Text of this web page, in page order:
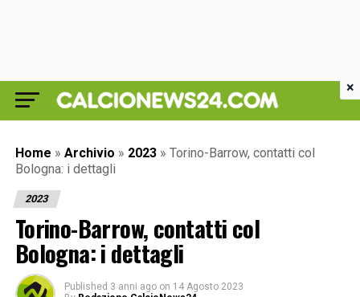
Home » Archivio » 2023 » Torino-Barrow, contatti col
Bologna: i dettagli
2023
Torino-Barrow, contatti col
Bologna: i dettagli
Published 3 anni ago on 14 Agosto 2023
×